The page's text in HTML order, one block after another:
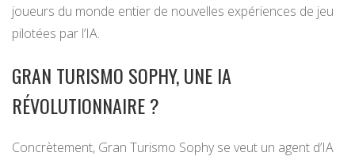
joueurs du monde entier de nouvelles expériences de jeu
pilotées par l’IA.
GRAN TURISMO SOPHY, UNE IA
RÉVOLUTIONNAIRE ?
Concrètement, Gran Turismo Sophy se veut un agent d’IA